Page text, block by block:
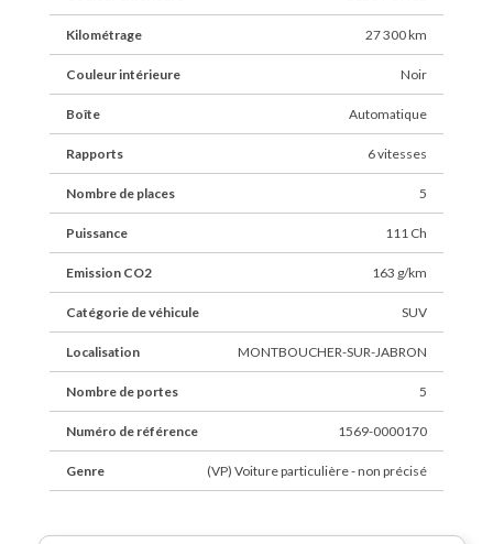
Kilométrage 27 300 km
Couleur intérieure Noir
Boîte Automatique
Rapports 6 vitesses
Nombre de places 5
Puissance 111 Ch
Emission CO2 163 g/km
Catégorie de véhicule SUV
Localisation MONTBOUCHER-SUR-JABRON
Nombre de portes 5
Numéro de référence 1569-0000170
Genre (VP) Voiture particulière - non précisé